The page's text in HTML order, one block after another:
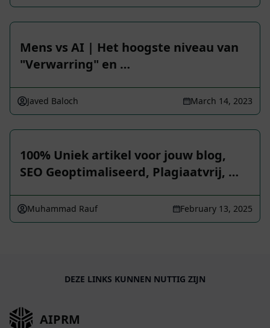
Mens vs AI | Het hoogste niveau van
"Verwarring" en …
Javed Baloch March 14, 2023
100% Uniek artikel voor jouw blog,
SEO Geoptimaliseerd, Plagiaatvrij, …
Muhammad Rauf February 13, 2025
DEZE LINKS KUNNEN NUTTIG ZIJN
AIPRM